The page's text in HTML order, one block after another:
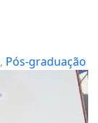
, Pós-graduação